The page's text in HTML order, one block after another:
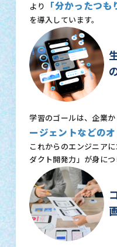
より
「分かったつ
を導入しています。
学習のゴールは、企業
ージェントなどの
これからのエンジニア
ダクト開発力」が身につ